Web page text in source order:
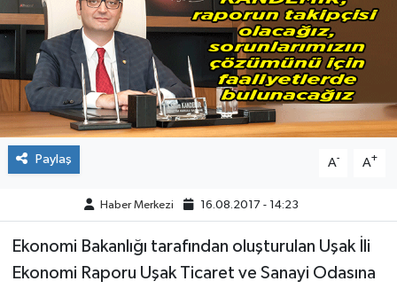
Paylaş A- A+
Haber Merkezi 16.08.2017 - 14:23
Ekonomi Bakanlığı tarafından oluşturulan Uşak İli
Ekonomi Raporu Uşak Ticaret ve Sanayi Odasına
ÇEVRE
DÜNYA
HABERDE İNSAN
BİLİM VE TEKNOLOJİ
KAMPANYALAR
KÜLTÜR-SANAT